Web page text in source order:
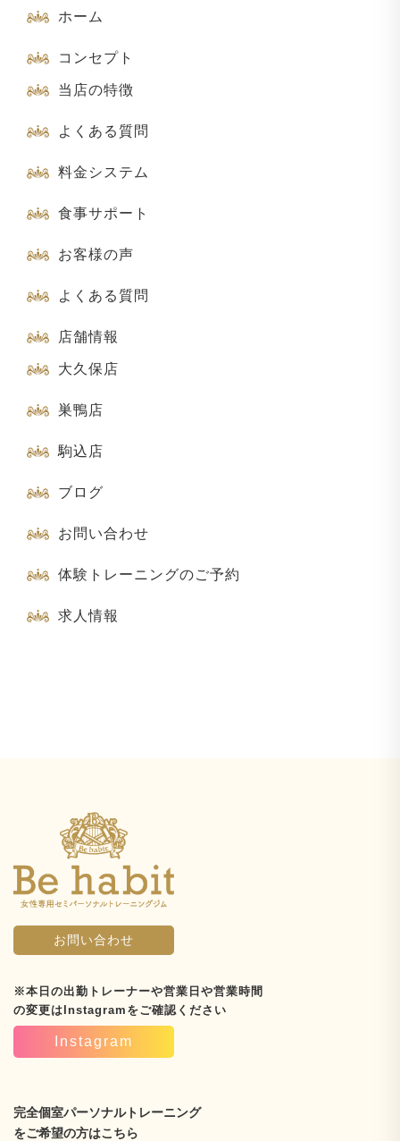
ホーム
コンセプト
当店の特徴
よくある質問
料金システム
食事サポート
お客様の声
よくある質問
店舗情報
大久保店
巣鴨店
駒込店
ブログ
お問い合わせ
体験トレーニングのご予約
求人情報
お問い合わせ
※本日の出勤トレーナーや営業日や営業時間
の変更はInstagramをご確認ください
Instagram
完全個室パーソナルトレーニング
をご希望の方はこちら